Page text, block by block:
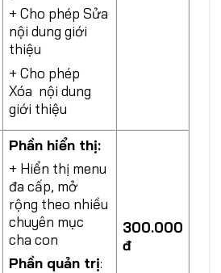
+ Cho phép Sửa
nội dung giới
thiệu
+ Cho phép
Xóa nội dung
giới thiệu
Phần hiển thị:
+ Hiển thị menu
đa cấp, mở
rộng theo nhiều
chuyên mục
cha con
Phần quản trị:
300.000
đ